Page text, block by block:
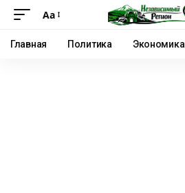
Аа
Главная Политика Экономика